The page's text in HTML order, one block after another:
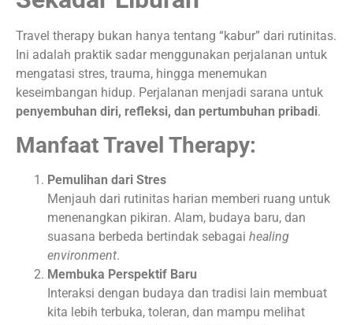
Travel therapy bukan hanya tentang “kabur” dari rutinitas.
Ini adalah praktik sadar menggunakan perjalanan untuk
mengatasi stres, trauma, hingga menemukan
keseimbangan hidup. Perjalanan menjadi sarana untuk
penyembuhan diri, refleksi, dan pertumbuhan pribadi.
Manfaat Travel Therapy:
Pemulihan dari Stres
Menjauh dari rutinitas harian memberi ruang untuk
menenangkan pikiran. Alam, budaya baru, dan
suasana berbeda bertindak sebagai healing
environment.
Membuka Perspektif Baru
Interaksi dengan budaya dan tradisi lain membuat
kita lebih terbuka, toleran, dan mampu melihat